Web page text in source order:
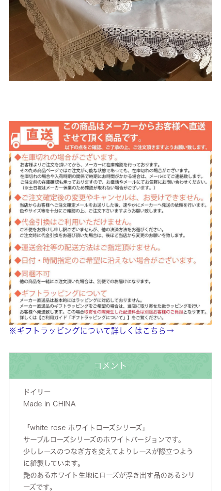
※ギフトラッピングについて詳しくはこちら→
コメント
ドイリー
Made in CHINA
「white rose ホワイトローズシリーズ」
サーブルローズシリーズのホワイトバージョンです。
少しレースのつなぎ方を変えてよりレースが際立つよう
に縫製しています。
艶のあるホワイト生地にローズが浮き出す品のあるシリ
ーズです。